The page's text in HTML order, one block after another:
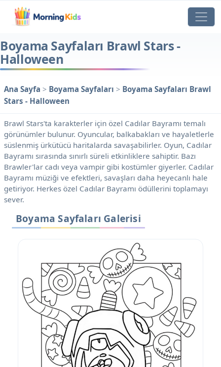
Boyama Sayfaları Brawl Stars -
Halloween
Ana Sayfa > Boyama Sayfaları > Boyama Sayfaları Brawl
Stars - Halloween
Brawl Stars'ta karakterler için özel Cadılar Bayramı temalı
görünümler bulunur. Oyuncular, balkabakları ve hayaletlerle
süslenmiş ürkütücü haritalarda savaşabilirler. Oyun, Cadılar
Bayramı sırasında sınırlı süreli etkinliklere sahiptir. Bazı
Brawler'lar cadı veya vampir gibi kostümler giyerler. Cadılar
Bayramı müziği ve efektleri, savaşları daha heyecanlı hale
getiriyor. Herkes özel Cadılar Bayramı ödüllerini toplamayı
sever.
Boyama Sayfaları Galerisi